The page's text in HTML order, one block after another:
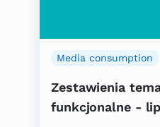
Media consumption
Zestawienia
funkcjonalne -